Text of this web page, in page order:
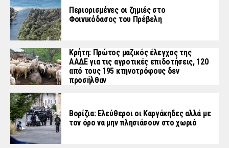
Περιορισμένες οι ζημιές στο
Φοινικόδασος του Πρέβελη
Κρήτη: Πρώτος μαζικός έλεγχος της
ΑΑΔΕ για τις αγροτικές επιδοτήσεις, 120
από τους 195 κτηνοτρόφους δεν
προσήλθαν
Βορίζια: Ελεύθεροι οι Καργάκηδες αλλά με
τον όρο να μην πλησιάσουν στο χωριό